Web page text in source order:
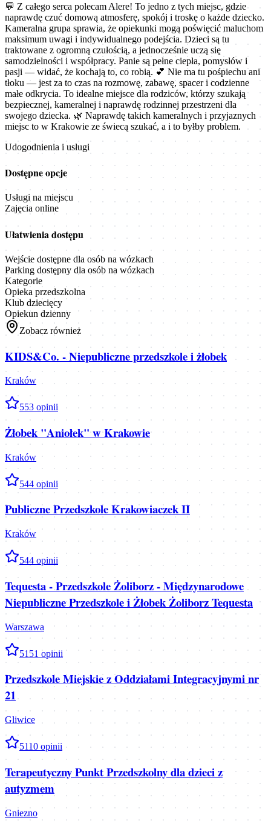
💬 Z całego serca polecam Alere! To jedno z tych miejsc, gdzie
naprawdę czuć domową atmosferę, spokój i troskę o każde dziecko.
Kameralna grupa sprawia, że opiekunki mogą poświęcić maluchom
maksimum uwagi i indywidualnego podejścia. Dzieci są tu
traktowane z ogromną czułością, a jednocześnie uczą się
samodzielności i współpracy. Panie są pełne ciepła, pomysłów i
pasji — widać, że kochają to, co robią. 💕 Nie ma tu pośpiechu ani
tłoku — jest za to czas na rozmowę, zabawę, spacer i codzienne
małe odkrycia. To idealne miejsce dla rodziców, którzy szukają
bezpiecznej, kameralnej i naprawdę rodzinnej przestrzeni dla
swojego dziecka. 🌿 Naprawdę takich kameralnych i przyjaznych
miejsc to w Krakowie ze świecą szukać, a i to byłby problem.
Udogodnienia i usługi
Dostępne opcje
Usługi na miejscu
Zajęcia online
Ułatwienia dostępu
Wejście dostępne dla osób na wózkach
Parking dostępny dla osób na wózkach
Kategorie
Opieka przedszkolna
Klub dziecięcy
Opiekun dzienny
Zobacz również
KIDS&Co. - Niepubliczne przedszkole i żłobek
Kraków
553 opinii
Żłobek "Aniołek" w Krakowie
Kraków
544 opinii
Publiczne Przedszkole Krakowiaczek II
Kraków
544 opinii
Tequesta - Przedszkole Żoliborz - Międzynarodowe
Niepubliczne Przedszkole i Żłobek Żoliborz Tequesta
Warszawa
5151 opinii
Przedszkole Miejskie z Oddziałami Integracyjnymi nr
21
Gliwice
5110 opinii
Terapeutyczny Punkt Przedszkolny dla dzieci z
autyzmem
Gniezno